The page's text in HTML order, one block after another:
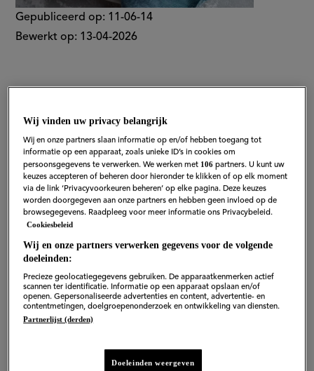
Gepubliceerd op: 11-06-14
Bewerkt op: 13-04-2026
Wij vinden uw privacy belangrijk
Wij en onze partners slaan informatie op en/of hebben toegang tot
informatie op een apparaat, zoals unieke ID’s in cookies om
persoonsgegevens te verwerken. We werken met 106 partners. U kunt uw
keuzes accepteren of beheren door hieronder te klikken of op elk moment
via de link ‘Privacyvoorkeuren beheren’ op elke pagina. Deze keuzes
worden doorgegeven aan onze partners en hebben geen invloed op de
browsegegevens. Raadpleeg voor meer informatie ons Privacybeleid.
Cookiesbeleid
Wij en onze partners verwerken gegevens voor de volgende
doeleinden:
Precieze geolocatiegegevens gebruiken. De apparaatkenmerken actief
scannen ter identificatie. Informatie op een apparaat opslaan en/of
openen. Gepersonaliseerde advertenties en content, advertentie- en
contentmetingen, doelgroepenonderzoek en ontwikkeling van diensten.
Partnerlijst (derden)
Doeleinden weergeven